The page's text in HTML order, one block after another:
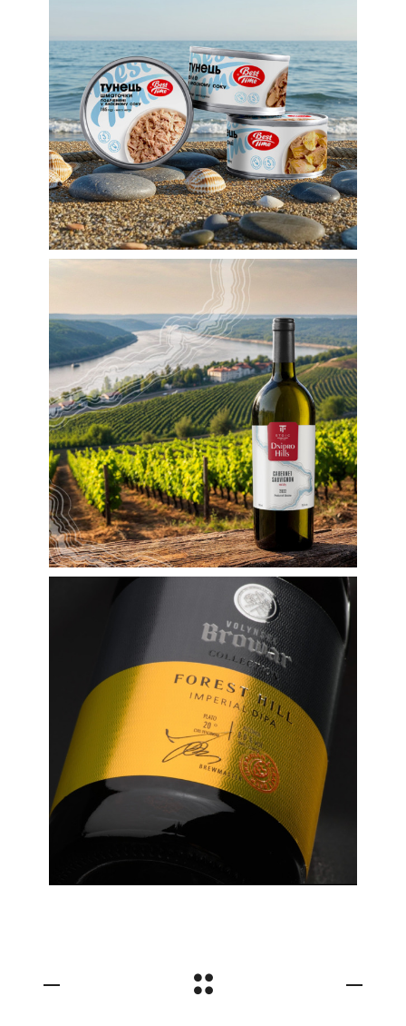
Дизайн этикеток для
рыбных консервов ТМ
Best Time
Этикетки
Создание этикеток для
вина ТМ Dnipro Hills
Дизайн этикеток для
пива Volynski Browar
Collection